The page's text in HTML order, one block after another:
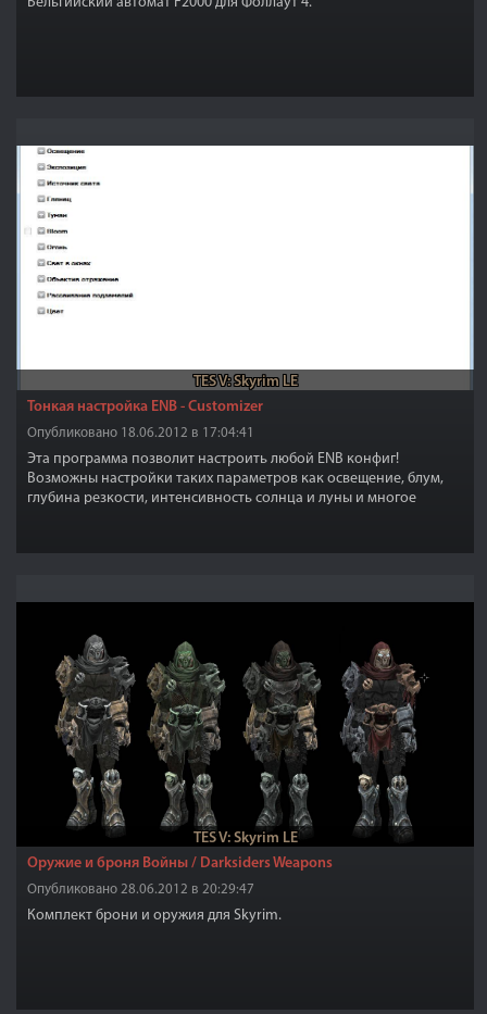
TES V: Skyrim LE
Тонкая настройка ENB - Customizer
Опубликовано 18.06.2012 в 17:04:41
Эта программа позволит настроить любой ENB конфиг!
Возможны настройки таких параметров как освещение, блум,
глубина резкости, интенсивность солнца и луны и многое
TES V: Skyrim LE
Оружие и броня Войны / Darksiders Weapons
Опубликовано 28.06.2012 в 20:29:47
Комплект брони и оружия для Skyrim.